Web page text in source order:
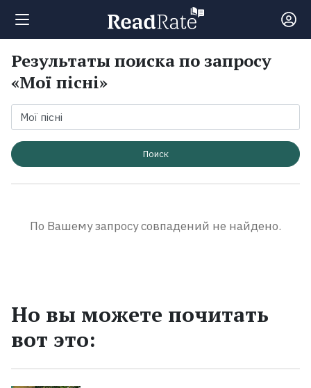
Поиск
Новости
Рейтинги
Результаты поиска по запросу
«Мої пісні»
Поиск
По Вашему запросу совпадений не найдено.
Но вы можете почитать
вот это: